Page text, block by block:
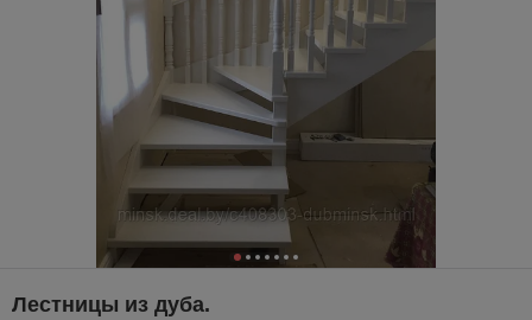
Лестницы из дуба.